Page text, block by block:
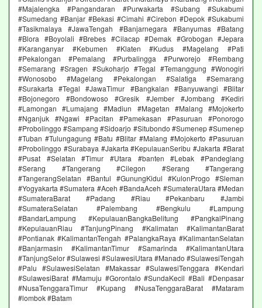
#Majalengka #Pangandaran #Purwakarta #Subang #Sukabumi
#Sumedang #Banjar #Bekasi #Cimahi #Cirebon #Depok #Sukabumi
#Tasikmalaya #JawaTengah #Banjarnegara #Banyumas #Batang
#Blora #Boyolali #Brebes #Cilacap #Demak #Grobogan #Jepara
#Karanganyar #Kebumen #Klaten #Kudus #Magelang #Pati
#Pekalongan #Pemalang #Purbalingga #Purworejo #Rembang
#Semarang #Sragen #Sukoharjo #Tegal #Temanggung #Wonogiri
#Wonosobo #Magelang #Pekalongan #Salatiga #Semarang
#Surakarta #Tegal #JawaTimur #Bangkalan #Banyuwangi #Blitar
#Bojonegoro #Bondowoso #Gresik #Jember #Jombang #Kediri
#Lamongan #Lumajang #Madiun #Magetan #Malang #Mojokerto
#Nganjuk #Ngawi #Pacitan #Pamekasan #Pasuruan #Ponorogo
#Probolinggo #Sampang #Sidoarjo #Situbondo #Sumenep #Sumenep
#Tuban #Tulungagung #Batu #Blitar #Malang #Mojokerto #Pasuruan
#Probolinggo #Surabaya #Jakarta #KepulauanSeribu #Jakarta #Barat
#Pusat #Selatan #Timur #Utara #banten #Lebak #Pandeglang
#Serang #Tangerang #Cilegon #Serang #Tangerang
#TangerangSelatan #Bantul #GunungKidul #KulonProgo #Sleman
#Yogyakarta #Sumatera #Aceh #BandaAceh #SumateraUtara #Medan
#SumateraBarat #Padang #Riau #Pekanbaru #Jambi
#SumateraSelatan #Palembang #Bengkulu #Lampung
#BandarLampung #KepulauanBangkaBelitung #PangkalPinang
#KepulauanRiau #TanjungPinang #Kalimatan #KalimantanBarat
#Pontianak #KalimantanTengah #PalangkaRaya #KalimantanSelatan
#Banjarmasin #KalimantanTimur #Samarinda #KalimantanUtara
#TanjungSelor #Sulawesi #SulawesiUtara #Manado #SulawesiTengah
#Palu #SulawesiSelatan #Makassar #SulawesiTenggara #Kendari
#SulawesiBarat #Mamuju #Gorontalo #SundaKecil #Bali #Denpasar
#NusaTenggaraTimur #Kupang #NusaTenggaraBarat #Mataram
#lombok #Batam